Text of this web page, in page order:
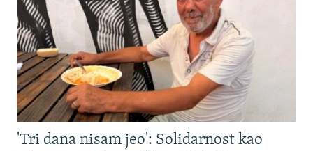
'Tri dana nisam jeo': Solidarnost kao